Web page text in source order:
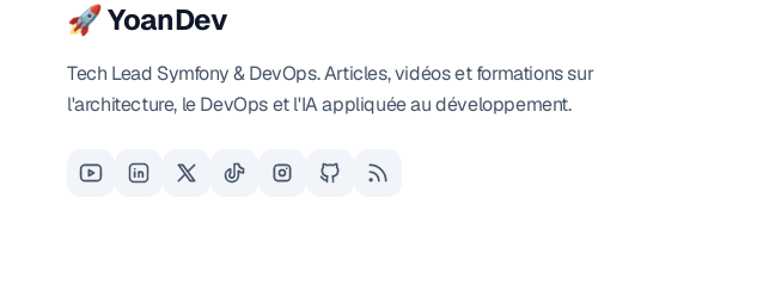
🚀 YoanDev
Tech Lead Symfony & DevOps. Articles, vidéos et formations sur
l'architecture, le DevOps et l'IA appliquée au développement.